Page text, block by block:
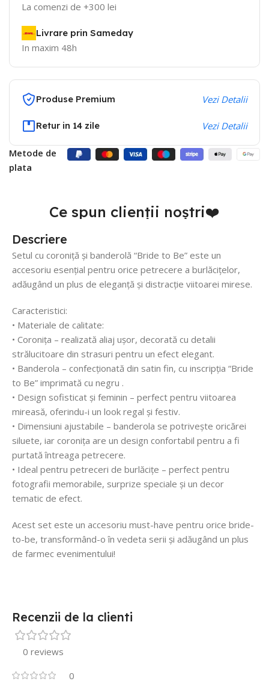
La comenzi de +300 lei
Livrare prin Sameday
In maxim 48h
Produse Premium Vezi Detalii
Retur in 14 zile Vezi Detalii
Metode de
plata
Ce spun clienții noștri❤️
Descriere
Setul cu coroniță și banderolă “Bride to Be” este un
accesoriu esențial pentru orice petrecere a burlăcițelor,
adăugând un plus de eleganță și distracție viitoarei mirese.
Caracteristici:
• Materiale de calitate:
• Coronița – realizată aliaj ușor, decorată cu detalii
strălucitoare din strasuri pentru un efect elegant.
• Banderola – confecționată din satin fin, cu inscripția “Bride
to Be” imprimată cu negru .
• Design sofisticat și feminin – perfect pentru viitoarea
mireasă, oferindu-i un look regal și festiv.
• Dimensiuni ajustabile – banderola se potrivește oricărei
siluete, iar coronița are un design confortabil pentru a fi
purtată întreaga petrecere.
• Ideal pentru petreceri de burlăcițe – perfect pentru
fotografii memorabile, surprize speciale și un decor
tematic de efect.
Acest set este un accesoriu must-have pentru orice bride-
to-be, transformând-o în vedeta serii și adăugând un plus
de farmec evenimentului!
Recenzii de la clienti
0 reviews
0